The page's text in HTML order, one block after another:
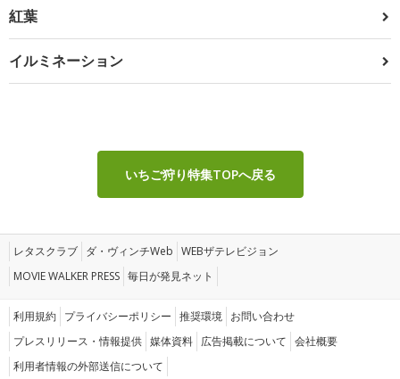
紅葉
イルミネーション
いちご狩り特集TOPへ戻る
レタスクラブ ダ・ヴィンチWeb WEBザテレビジョン
MOVIE WALKER PRESS 毎日が発見ネット
利用規約 プライバシーポリシー 推奨環境 お問い合わせ
プレスリリース・情報提供 媒体資料 広告掲載について 会社概要
利用者情報の外部送信について